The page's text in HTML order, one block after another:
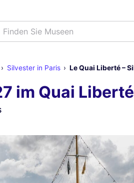
Finden Sie Muse
Silvester in Paris Le Quai Liberté –
im Quai Liberté